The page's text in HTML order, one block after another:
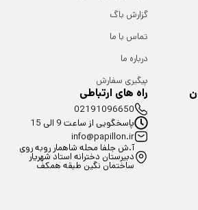
گزارش باگ
تماس با ما
درباره ما
پیگیری سفارش
راه های ارتباطی
02191096650
پاسخگویی از ساعت 9 الی 15
info@papillon.ir
آ.ش جلفا محله شاهمار روبه روی
دبیرستان دخترانه استاد شهریار
ساختمان نگین طبقه همکف